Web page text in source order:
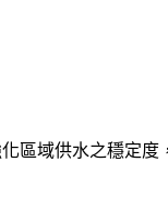
區域供水之穩定